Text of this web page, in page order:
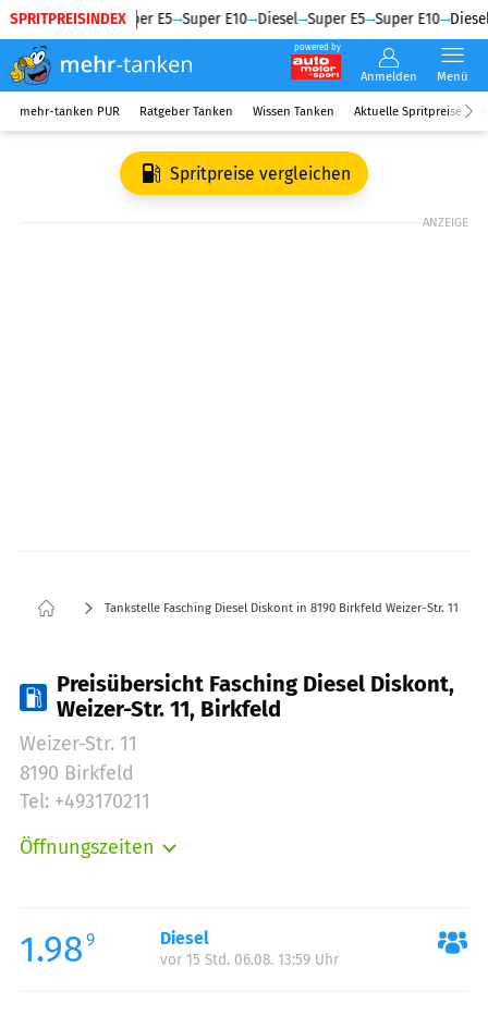
SPRITPREISINDEX
Diesel Super E5 Super E10 Diesel Super E5 Super E10 Diesel
powered by
Anmelden Menü
mehr-tanken PUR Ratgeber Tanken Wissen Tanken Aktuelle Spritpreise
Spritpreise vergleichen
ANZEIGE
Tankstelle Fasching Diesel Diskont in 8190 Birkfeld Weizer-Str. 11
Preisübersicht Fasching Diesel Diskont,
Weizer-Str. 11, Birkfeld
Weizer-Str. 11
8190 Birkfeld
Tel: +493170211
Öffnungszeiten
Mittwoch:
06:00-22:00
Donnerstag:
1.98 9 Diesel
vor 15 Std. 06.08. 13:59 Uhr